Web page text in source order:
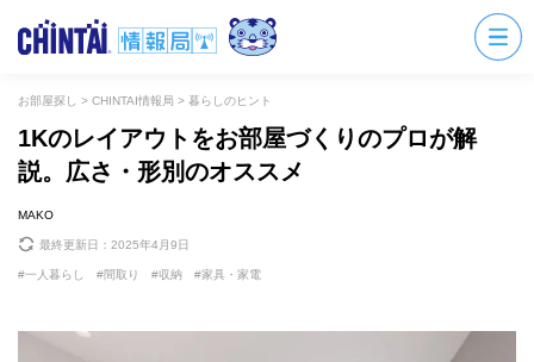
お部屋探し > CHINTAI情報局 > 暮らしのヒント
1Kのレイアウトをお部屋づくりのプロが解
説。広さ・形別のオススメ
MAKO
最終更新日： 2025年4月9日
一人暮らし 間取り 収納 家具・家電